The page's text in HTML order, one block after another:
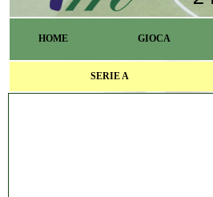
HOME GIOCA
SERIE A